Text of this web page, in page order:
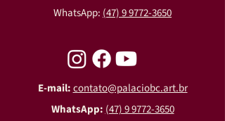
WhatsApp: (47) 9 9772-3650
E-mail:contato@palaciobc.art.br
WhatsApp: (47) 9 9772-3650